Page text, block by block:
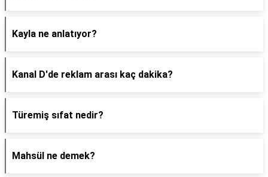
Kayla ne anlatıyor?
Kanal D'de reklam arası kaç dakika?
Türemiş sıfat nedir?
Mahsül ne demek?